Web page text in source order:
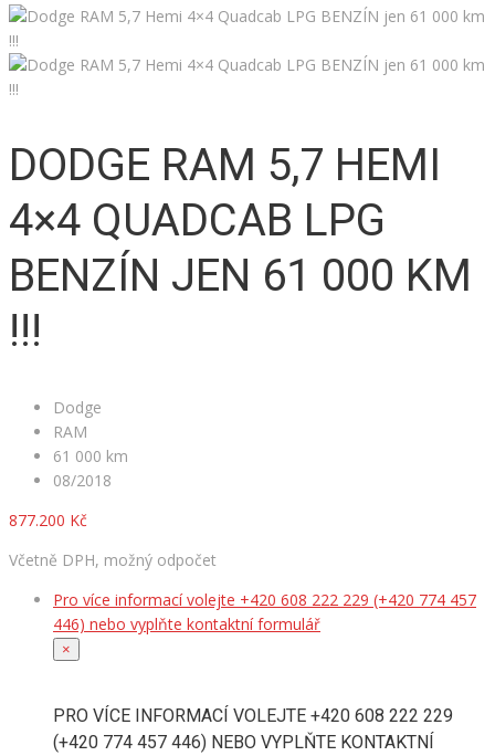
DODGE RAM 5,7 HEMI
4×4 QUADCAB LPG
BENZÍN JEN 61 000 KM
!!!
Dodge
RAM
61 000 km
08/2018
877.200 Kč
Včetně DPH, možný odpočet
Pro více informací volejte +420 608 222 229 (+420 774 457
446) nebo vyplňte kontaktní formulář
×
PRO VÍCE INFORMACÍ VOLEJTE +420 608 222 229
(+420 774 457 446) NEBO VYPLŇTE KONTAKTNÍ